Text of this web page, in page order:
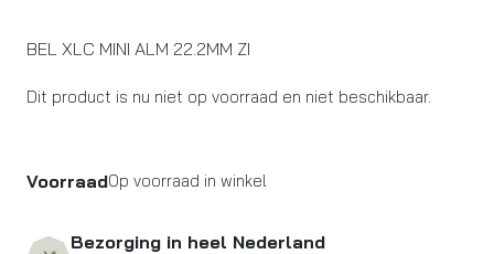
BEL XLC MINI ALM 22.2MM ZI
Dit product is nu niet op voorraad en niet beschikbaar.
VoorraadOp voorraad in winkel
Bezorging in heel Nederland